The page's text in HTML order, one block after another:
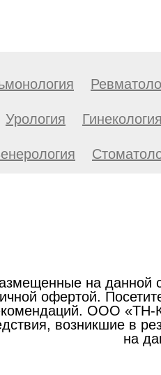
Урология
на данной
офертой.
ООО «ТН-
возникшие в
на